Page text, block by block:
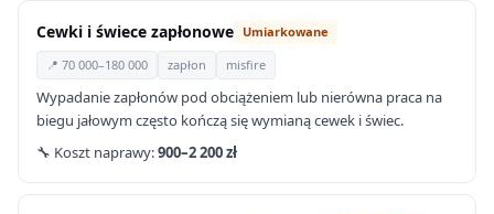
Cewki i świece zapłonowe Umiarkowane
📍 70 000–180 000 zapłon misfire
Wypadanie zapłonów pod obciążeniem lub nierówna praca na
biegu jałowym często kończą się wymianą cewek i świec.
🔧 Koszt naprawy:900–2 200 zł